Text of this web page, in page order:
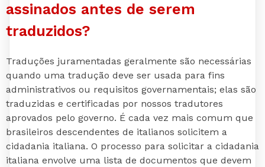
assinados antes de serem
traduzidos?
Traduções juramentadas geralmente são necessárias
quando uma tradução deve ser usada para fins
administrativos ou requisitos governamentais; elas são
traduzidas e certificadas por nossos tradutores
aprovados pelo governo. É cada vez mais comum que
brasileiros descendentes de italianos solicitem a
cidadania italiana. O processo para solicitar a cidadania
italiana envolve uma lista de documentos que devem